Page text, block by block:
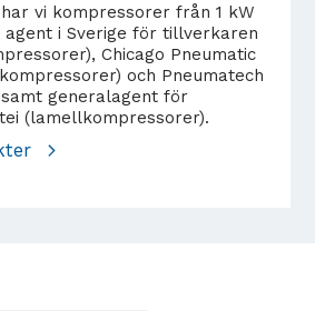
vi kompressorer från 1 kW
agent i Sverige för tillverkaren
Chicago Pneumatic
och Pneumatech
generalagent för
(lamellkompressorer).